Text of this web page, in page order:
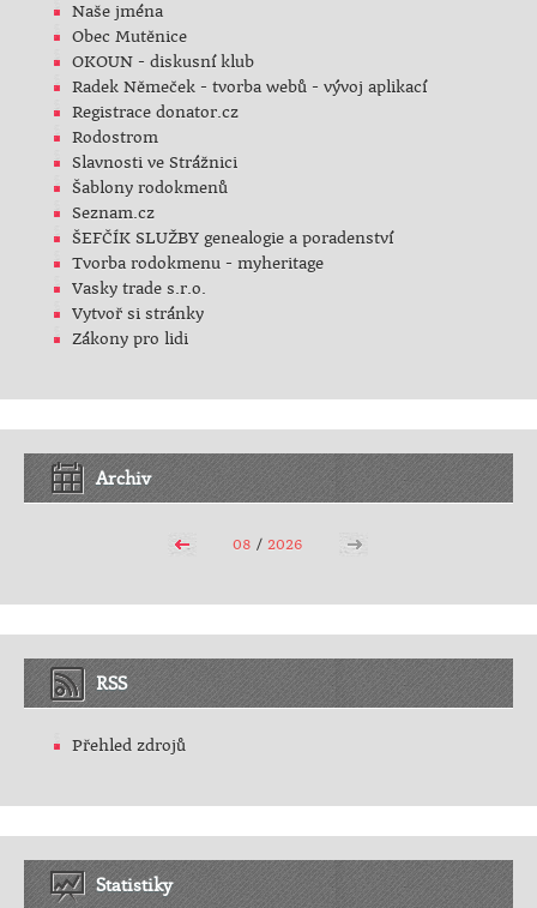
Naše jména
Obec Mutěnice
OKOUN - diskusní klub
Radek Němeček - tvorba webů - vývoj aplikací
Registrace donator.cz
Rodostrom
Slavnosti ve Strážnici
Šablony rodokmenů
Seznam.cz
ŠEFČÍK SLUŽBY genealogie a poradenství
Tvorba rodokmenu - myheritage
Vasky trade s.r.o.
Vytvoř si stránky
Zákony pro lidi
Archiv
08 /2026
RSS
Přehled zdrojů
Statistiky